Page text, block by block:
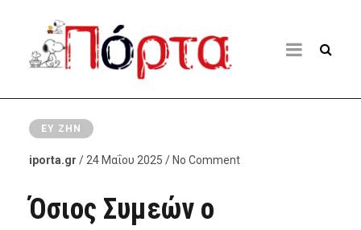
ΕΥ ΖΗΝ
iporta.gr / 24 Μαΐου 2025 / No Comment
Όσιος Συμεών ο